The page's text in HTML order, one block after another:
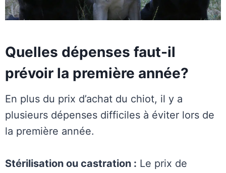
Quelles dépenses faut-il
prévoir la première année?
En plus du prix d’achat du chiot, il y a
plusieurs dépenses difficiles à éviter lors de
la première année.
Stérilisation ou castration : Le prix de